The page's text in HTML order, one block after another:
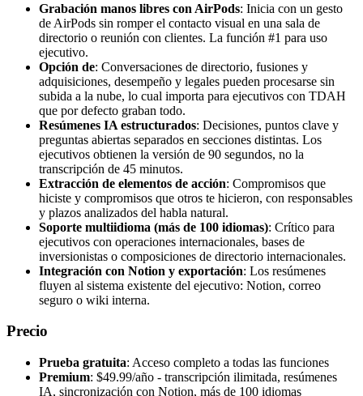
Grabación manos libres con AirPods: Inicia con un gesto
de AirPods sin romper el contacto visual en una sala de
directorio o reunión con clientes. La función #1 para uso
ejecutivo.
Opción de: Conversaciones de directorio, fusiones y
adquisiciones, desempeño y legales pueden procesarse sin
subida a la nube, lo cual importa para ejecutivos con TDAH
que por defecto graban todo.
Resúmenes IA estructurados: Decisiones, puntos clave y
preguntas abiertas separados en secciones distintas. Los
ejecutivos obtienen la versión de 90 segundos, no la
transcripción de 45 minutos.
Extracción de elementos de acción: Compromisos que
hiciste y compromisos que otros te hicieron, con responsables
y plazos analizados del habla natural.
Soporte multiidioma (más de 100 idiomas): Crítico para
ejecutivos con operaciones internacionales, bases de
inversionistas o composiciones de directorio internacionales.
Integración con Notion y exportación: Los resúmenes
fluyen al sistema existente del ejecutivo: Notion, correo
seguro o wiki interna.
Precio
Prueba gratuita: Acceso completo a todas las funciones
Premium: $49.99/año - transcripción ilimitada, resúmenes
IA, sincronización con Notion, más de 100 idiomas